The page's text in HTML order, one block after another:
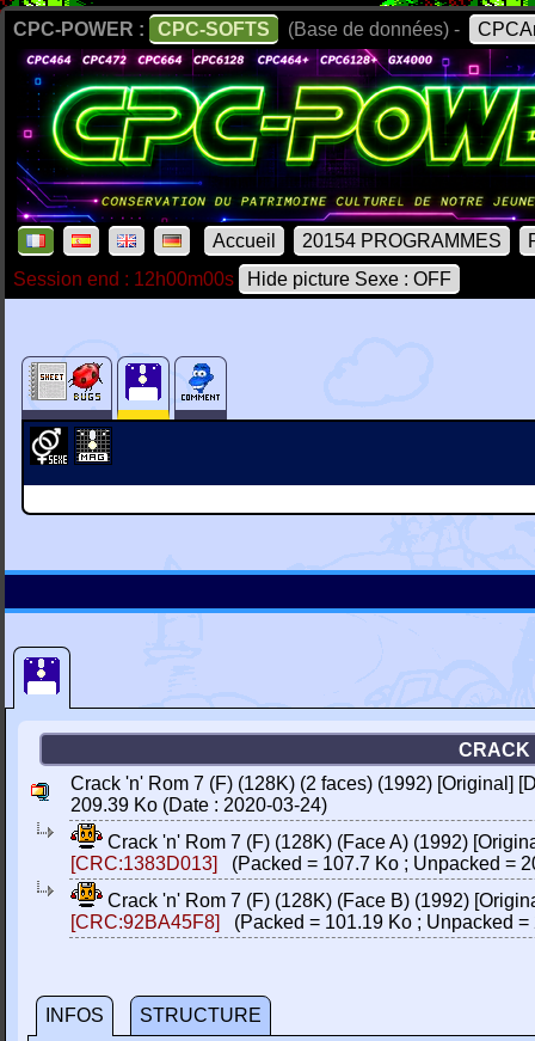
CPC-POWER : CPC-SOFTS (Base de données) -
Accueil 20154 PROGRAMMES
Session end : 12h00m00s
Hide picture Sexe : OFF
CRACK
Crack 'n' Rom 7 (F) (128K) (2 faces) (1992) [Original]
209.39 Ko (Date : 2020-03-24)
Crack 'n' Rom 7 (F) (128K) (Face A) (1992)
[CRC:1383D013]
(Packed = 107.7 Ko ; Unpacked =
Crack 'n' Rom 7 (F) (128K) (Face B) (1992)
[CRC:92BA45F8]
(Packed = 101.19 Ko ; Unpacked =
INFOS STRUCTURE